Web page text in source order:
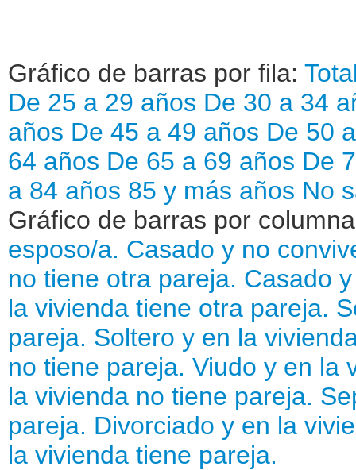
Gráfico de barras por fila:
De 25 a 29 años De 30 a 34
años De 45 a 49 años De 50
64 años De 65 a 69 años De
a 84 años 85 y más años No
Gráfico de barras por
esposo/a. Casado y no
no tiene otra pareja. Casado
la vivienda tiene otra pareja.
pareja. Soltero y en la
no tiene pareja. Viudo y en la
la vivienda no tiene pareja.
pareja. Divorciado y en la
la vivienda tiene pareja.